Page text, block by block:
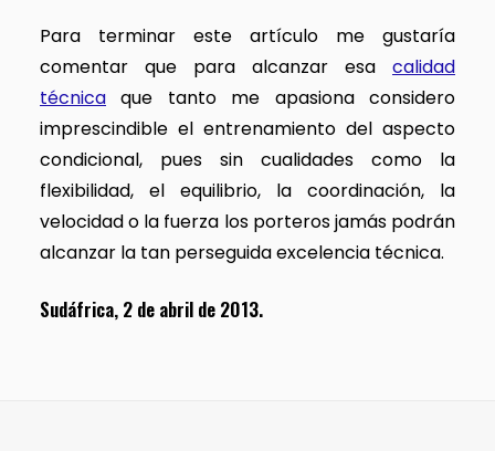
Para terminar este artículo me gustaría
comentar que para alcanzar esa calidad
técnica que tanto me apasiona considero
imprescindible el entrenamiento del aspecto
condicional, pues sin cualidades como la
flexibilidad, el equilibrio, la coordinación, la
velocidad o la fuerza los porteros jamás podrán
alcanzar la tan perseguida excelencia técnica.
Sudáfrica, 2 de abril de 2013.